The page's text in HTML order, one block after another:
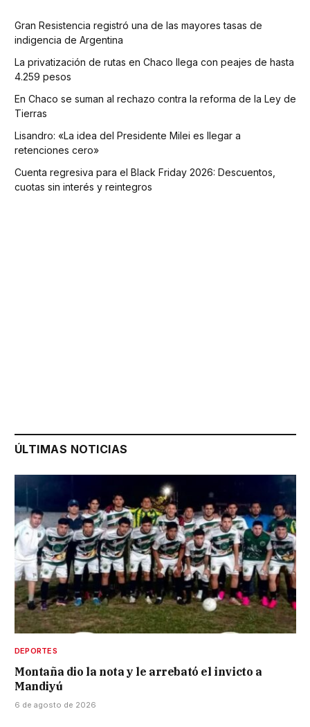
Gran Resistencia registró una de las mayores tasas de
indigencia de Argentina
La privatización de rutas en Chaco llega con peajes de hasta
4.259 pesos
En Chaco se suman al rechazo contra la reforma de la Ley de
Tierras
Lisandro: «La idea del Presidente Milei es llegar a
retenciones cero»
Cuenta regresiva para el Black Friday 2026: Descuentos,
cuotas sin interés y reintegros
ÚLTIMAS NOTICIAS
DEPORTES
Montaña dio la nota y le arrebató el invicto a
Mandiyú
6 de agosto de 2026